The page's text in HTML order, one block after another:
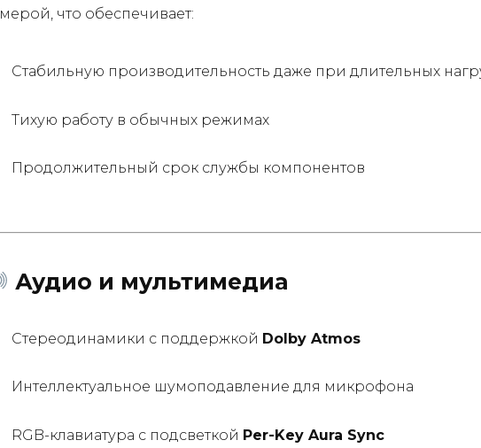
что обеспечивает:
Стабильную производительность даже при длительных
Тихую работу в обычных режимах
Продолжительный срок службы компонентов
Аудио и мультимедиа
Стереодинамики с поддержкой Dolby Atmos
Интеллектуальное шумоподавление для микрофона
RGB-клавиатура с подсветкой Per-Key Aura Sync